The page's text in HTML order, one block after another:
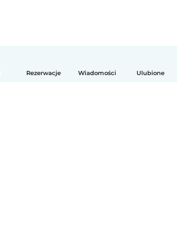
Rezerwacje Wiadomości Ulubione